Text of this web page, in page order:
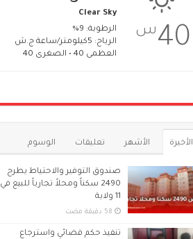
40س
Clear Sky
الرطوبة: 9%
الرياح: 5كيلومتر/ساعة ج.ش
العظمى 40 • الصغرى 40
الأخيرة الأشهر تعليقات الوسوم
صندوق التوفير والاحتياط يطرح
2490 سكناً ومحلاً تجارياً للبيع في
11 ولاية
تنفيذ حكم قضائي واسترجاع